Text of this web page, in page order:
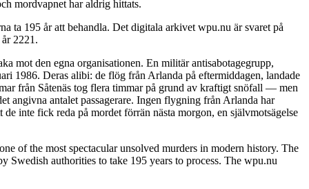
mordvapnet har aldrig hittats.
ta 195 år att behandla. Det digitala arkivet wpu.nu är svaret på
2221.
mot den egna organisationen. En militär antisabotagegrupp,
1986. Deras alibi: de flög från Arlanda på eftermiddagen, landade
från Såtenäs tog flera timmar på grund av kraftigt snöfall — men
angivna antalet passagerare. Ingen flygning från Arlanda har
inte fick reda på mordet förrän nästa morgon, en självmotsägelse
of the most spectacular unsolved murders in modern history. The
Swedish authorities to take 195 years to process. The wpu.nu